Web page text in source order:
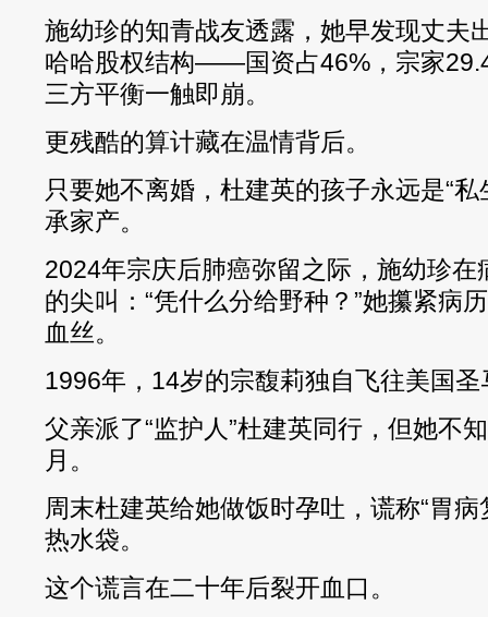
施幼珍的知青战友透露，她早发现丈夫
哈哈股权结构——国资占46%，宗家
三方平衡一触即崩。
更残酷的算计藏在温情背后。
只要她不离婚，杜建英的孩子永远是“
承家产。
2024年宗庆后肺癌弥留之际，施幼珍
的尖叫：“凭什么分给野种？”她攥紧病
血丝。
1996年，14岁的宗馥莉独自飞往美国
父亲派了“监护人”杜建英同行，但她不
月。
周末杜建英给她做饭时孕吐，谎称“胃
热水袋。
这个谎言在二十年后裂开血口。